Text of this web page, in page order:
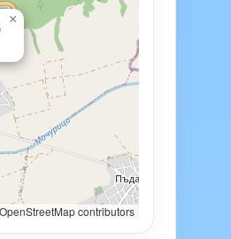
×
contributors